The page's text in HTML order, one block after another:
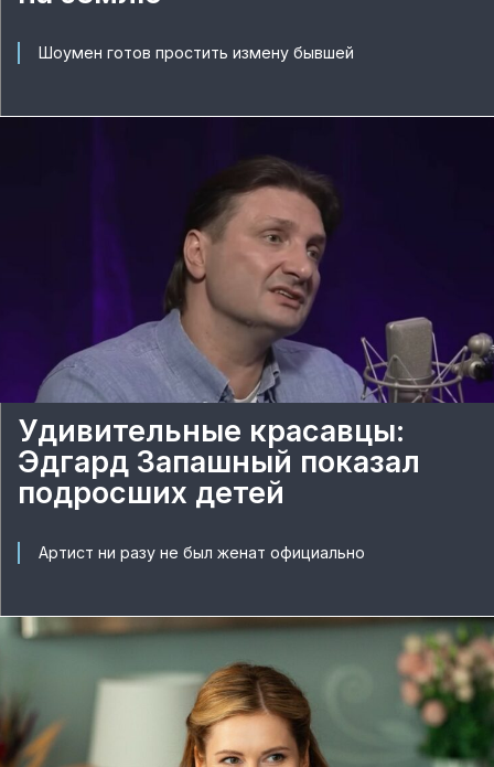
Шоумен готов простить измену бывшей
Удивительные красавцы:
Эдгард Запашный показал
подросших детей
Артист ни разу не был женат официально